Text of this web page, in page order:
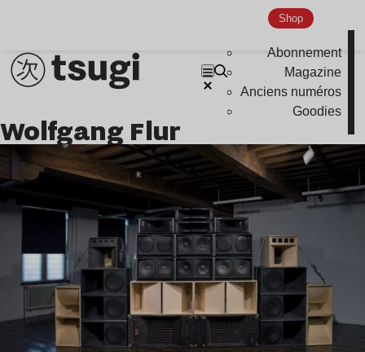
Shop
Abonnement
Magazine
Anciens numéros
Goodies
Indie
Wolfgang Flur